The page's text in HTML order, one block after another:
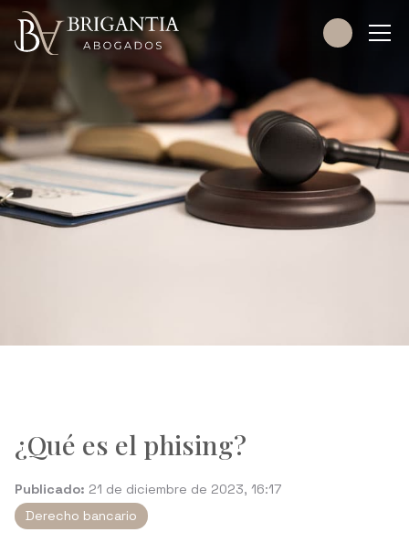
¿Qué es el phising?
Publicado: 21 de diciembre de 2023, 16:17
Derecho bancario